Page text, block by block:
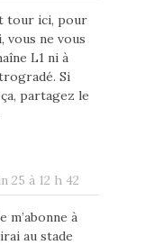
tour ici, pour
vous ne vous
L1 ni à
Si
partagez le
25 à 12 h 42
à
au stade